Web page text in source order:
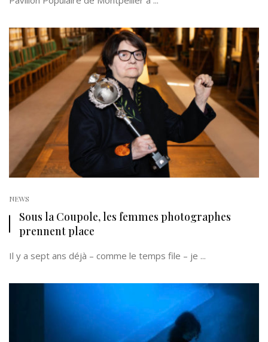
NEWS
Sous la Coupole, les femmes photographes
prennent place
Il y a sept ans déjà – comme le temps file – je ...